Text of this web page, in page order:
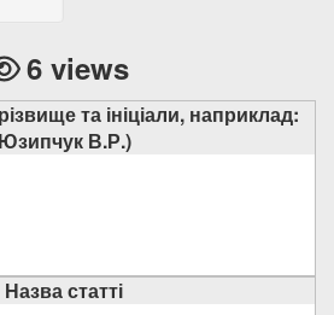
6 views
та ініціали, наприклад:
Юзипчук В.Р.)
Назва статті